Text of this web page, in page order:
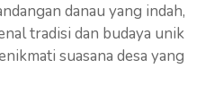
danau yang indah,
tradisi dan budaya unik
suasana desa yang